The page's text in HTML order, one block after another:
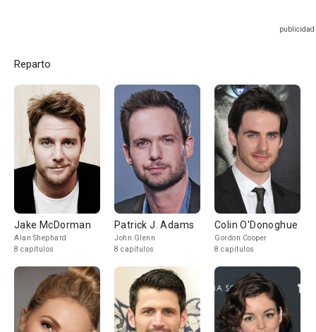
Reparto
Jake McDorman
Alan Shephard
8 capítulos
Patrick J. Adams
John Glenn
8 capítulos
Colin O'Donoghue
Gordon Cooper
8 capítulos